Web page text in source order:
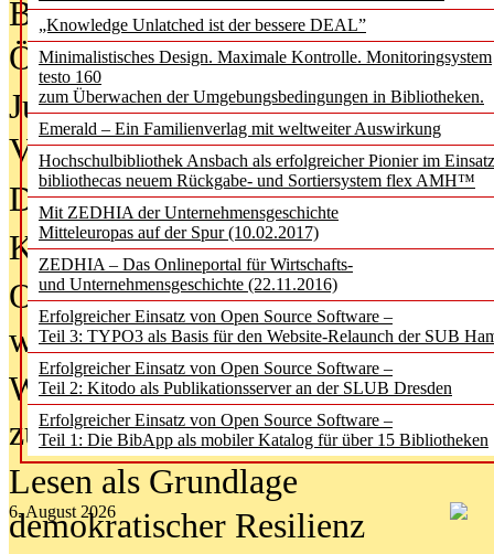
„Knowledge Unlatched ist der bessere DEAL”
Minimalistisches Design. Maximale Kontrolle. Monitoringsystem
testo 160
zum Überwachen der Umgebungsbedingungen in Bibliotheken.
Emerald – Ein Familienverlag mit weltweiter Auswirkung
Hochschulbibliothek Ansbach als erfolgreicher Pionier im
bibliothecas neuem Rückgabe- und Sortiersystem flex AMH™
Mit ZEDHIA der Unternehmensgeschichte
Mitteleuropas auf der Spur (10.02.2017)
ZEDHIA – Das Onlineportal für Wirtschafts-
und Unternehmensgeschichte (22.11.2016)
Erfolgreicher Einsatz von Open Source Software –
Teil 3: TYPO3 als Basis für den Website-Relaunch der SUB
Erfolgreicher Einsatz von Open Source Software –
Teil 2: Kitodo als Publikationsserver an der SLUB Dresden
Erfolgreicher Einsatz von Open Source Software –
Teil 1: Die BibApp als mobiler Katalog für über 15 Bibliotheken
6. August 2026
Bürgerforum fordert mehr
Öffentlichkeit
Jugendliche wollen besseren
Verbote
Digitale Langzeit­archi­vierung
KI-Chatbots werden Teil der
Offene Infrastrukturen für
wissenschaftliche
Warum die Debatte über KI-Texte
zu kurz greift
Lesen als Grundlage
demokratischer Resilienz